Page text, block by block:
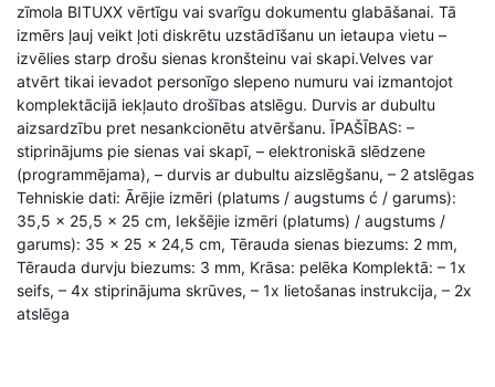
zīmola BITUXX vērtīgu vai svarīgu dokumentu glabāšanai. Tā
izmērs ļauj veikt ļoti diskrētu uzstādīšanu un ietaupa vietu –
izvēlies starp drošu sienas kronšteinu vai skapi.Velves var
atvērt tikai ievadot personīgo slepeno numuru vai izmantojot
komplektācijā iekļauto drošības atslēgu. Durvis ar dubultu
aizsardzību pret nesankcionētu atvēršanu. ĪPAŠĪBAS: –
stiprinājums pie sienas vai skapī, – elektroniskā slēdzene
(programmējama), – durvis ar dubultu aizslēgšanu, – 2 atslēgas
Tehniskie dati: Ārējie izmēri (platums / augstums ć / garums):
35,5 x 25,5 x 25 cm, Iekšējie izmēri (platums) / augstums /
garums): 35 x 25 x 24,5 cm, Tērauda sienas biezums: 2 mm,
Tērauda durvju biezums: 3 mm, Krāsa: pelēka Komplektā: – 1x
seifs, – 4x stiprinājuma skrūves, – 1x lietošanas instrukcija, – 2x
atslēga